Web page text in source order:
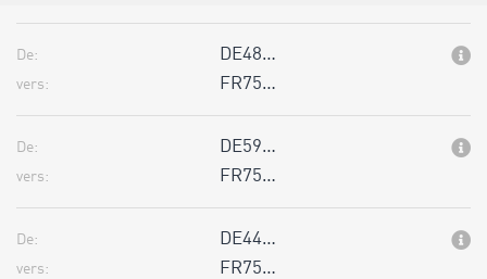
De: DE48…
vers: FR75…
De: DE59…
vers: FR75…
De: DE44…
vers: FR75…